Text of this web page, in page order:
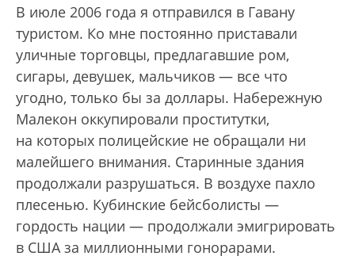
В июле 2006 года я отправился в Гавану
туристом. Ко мне постоянно приставали
уличные торговцы, предлагавшие ром,
сигары, девушек, мальчиков — все что
угодно, только бы за доллары. Набережную
Малекон оккупировали проститутки,
на которых полицейские не обращали ни
малейшего внимания. Старинные здания
продолжали разрушаться. В воздухе пахло
плесенью. Кубинские бейсболисты —
гордость нации — продолжали эмигрировать
в США за миллионными гонорарами.